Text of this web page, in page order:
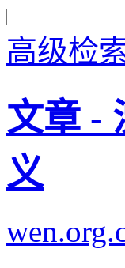
高级检
文章 -
义